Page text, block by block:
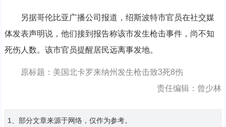
另据哥伦比亚广播公司报道，绍斯波特市官员在社交媒
体发表声明说，他们接到报告称该市发生枪击事件，尚不知
死伤人数。该市官员提醒居民远离事发地。
原标题：美国北卡罗来纳州发生枪击致3死8伤
责任编辑：曾少林
1、部分文章来源于网络，仅作为参考。